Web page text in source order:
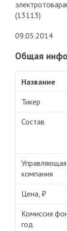
(13113)
09.05.2014
Общая
Название
Тикер
Состав
Управляющая
компания
Цена, ₽
Комиссия
год